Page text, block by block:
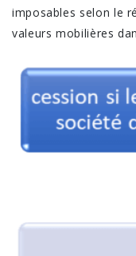
imposables selon le
valeurs mobilières